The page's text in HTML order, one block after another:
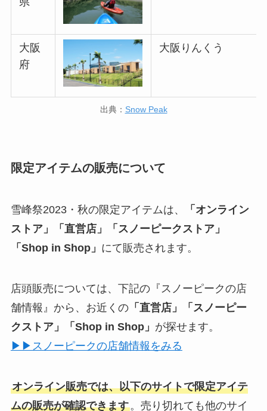
大阪
府
大阪りんくう
出典： Snow Peak
限定アイテムの販売について
雪峰祭2023・秋の限定アイテムは、
「オンライン
ストア」「直営店」「スノーピークストア」
「Shop in Shop」 にて販売されます。
店頭販売については、下記の『スノーピークの店
舗情報』から、お近くの「直営店」「スノーピー
クストア」「Shop in Shop」 が探せます。
▶▶スノーピークの店舗情報をみる
オンライン販売では、以下のサイトで限定アイテ
ムの販売が確認できます。売り切れても他のサイ